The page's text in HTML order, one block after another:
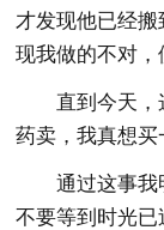
才发现他已经
现我做的不对
直到今天
药卖，我真想买
通过这事我
不要等到时光已